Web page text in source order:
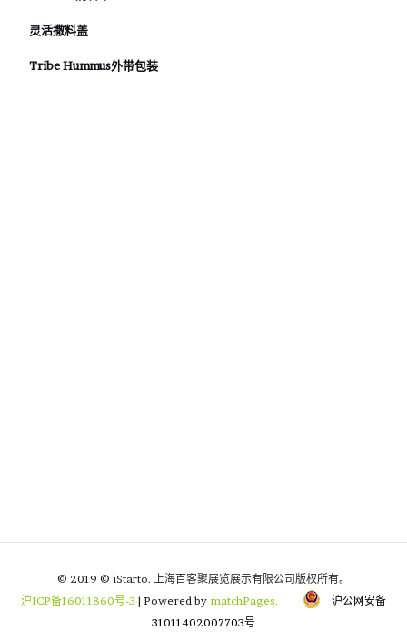
灵活撒料盖
Tribe Hummus外带包装
© 2019 © iStarto. 上海百客聚展览展示有限公司版权所有。
沪ICP备16011860号-3 | Powered by matchPages.
沪公网安备
31011402007703号